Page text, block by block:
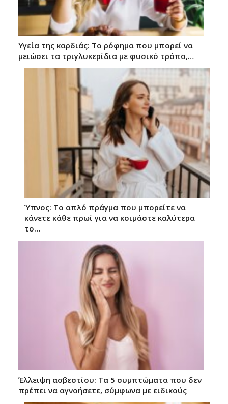
Υγεία της καρδιάς: Το ρόφημα που μπορεί να
μειώσει τα τριγλυκερίδια με φυσικό τρόπο,…
Ύπνος: Το απλό πράγμα που μπορείτε να
κάνετε κάθε πρωί για να κοιμάστε καλύτερα
το…
Έλλειψη ασβεστίου: Τα 5 συμπτώματα που δεν
πρέπει να αγνοήσετε, σύμφωνα με ειδικούς